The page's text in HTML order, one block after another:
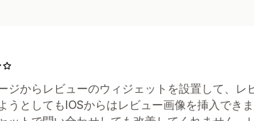
ジからレビューのウィジェットを設置して、レ
うとしてもIOSからはレビュー画像を挿入でき